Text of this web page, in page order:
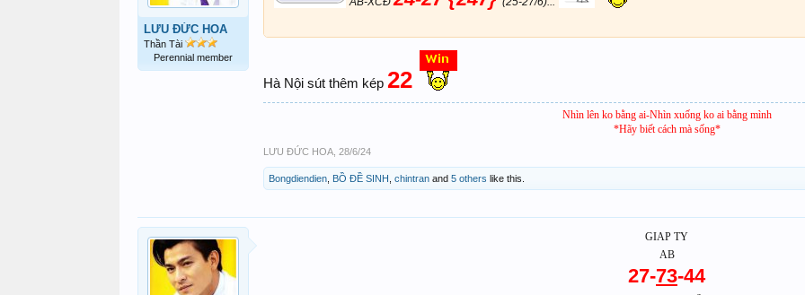
LƯU ĐỨC HOA
Thần Tài
Perennial member
Hà Nội sút thêm kép 22
Nhìn lên ko bằng ai-Nhìn xuống ko ai bằng mình
*Hãy biết cách mà sống*
LƯU ĐỨC HOA 28/6/24
Bongdiendien BỒ ĐỀ SINH chintran and 5 others like this.
GIAP TY
AB
27-73-44